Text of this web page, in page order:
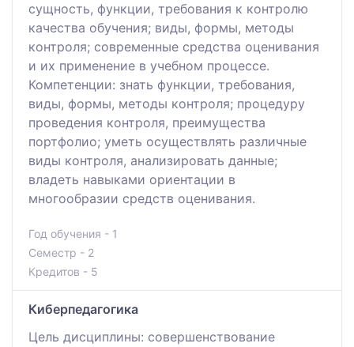
сущность, функции, требования к контролю
качества обучения; виды, формы, методы
контроля; современные средства оценивания
и их применение в учебном процессе.
Компетенции: знать функции, требования,
виды, формы, методы контроля; процедуру
проведения контроля, преимущества
портфолио; уметь осуществлять различные
виды контроля, анализировать данные;
владеть навыками ориентации в
многообразии средств оценивания.
Год обучения - 1
Семестр - 2
Кредитов - 5
Киберпедагогика
Цель дисциплины: совершенствование